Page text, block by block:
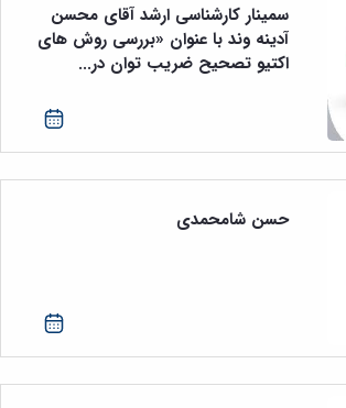
سمینار کارشناسی ارشد آقای محسن
آدینه‌ وند با عنوان «بررسی روش های
اکتیو تصحیح ضریب توان در...
حسن شامحمدی